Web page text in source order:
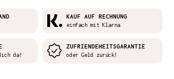
KAUF AUF RECHNUNG
einfach mit Klarna
da!
ZUFRIENDEHEITSGARANTIE
oder Geld zurück!